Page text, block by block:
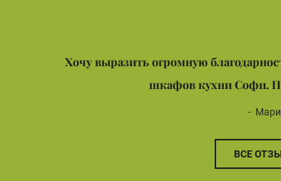
Хочу выразить огромную
шкафов кухни Софи.
ВСЕ